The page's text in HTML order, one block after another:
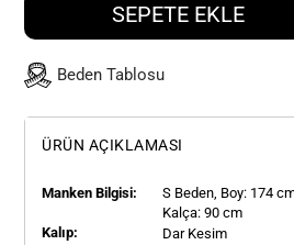
SEPETE EKLE
Beden Tablosu
ÜRÜN AÇIKLAMASI
Manken Bilgisi: S Beden, Boy: 174
Kalça: 90 cm
Kalıp:
Dar Kesim